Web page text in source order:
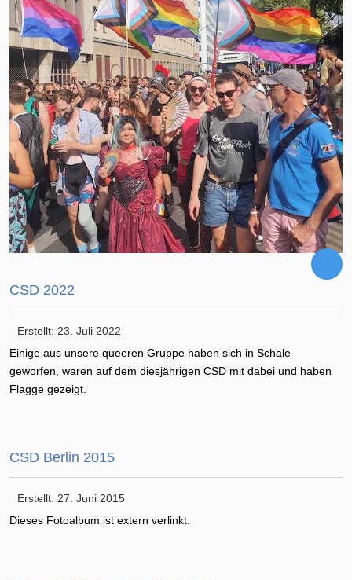
CSD 2022
Erstellt: 23. Juli 2022
Einige aus unsere queeren Gruppe haben sich in Schale
geworfen, waren auf dem diesjährigen CSD mit dabei und haben
Flagge gezeigt.
CSD Berlin 2015
Erstellt: 27. Juni 2015
Dieses Fotoalbum ist extern verlinkt.